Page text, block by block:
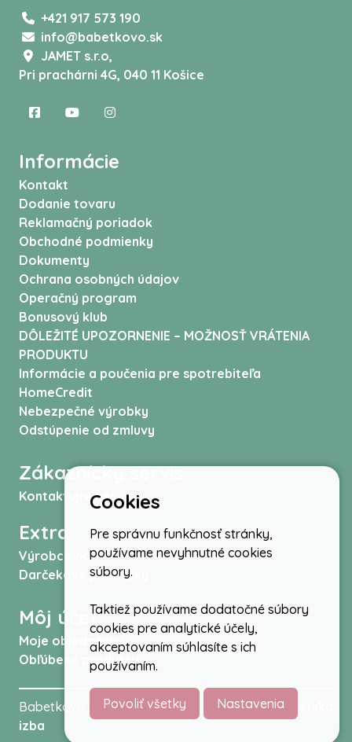
+421 917 573 190
info@babetkovo.sk
JAMET s.r.o,
Pri prachárni 4G, 040 11 Košice
Informácie
Kontakt
Dodanie tovaru
Reklamačný poriadok
Obchodné podmienky
Dokumenty
Ochrana osobných údajov
Operačný program
Bonusový klub
DÔLEŽITÉ UPOZORNENIE – MOŽNOSŤ VRÁTENIA
PRODUKTU
Informácie a poučenia pre spotrebiteľa
HomeCredit
Nebezpečné výrobky
Odstúpenie od zmluvy
Zákaznícky servis
Kontaktujte nás
Extra
Výrobcovia
Darčekové poukážky
Môj účet
Moje objednávky
Obľúbené produkty
Babetkovo.sk © 2026 -Kočíky autosedačky,
izba
Cookies
Pre správnu funkčnosť stránky,
používame nevyhnutné cookies
súbory.
Taktiež používame dodatočné súbory
cookies pre analytické účely,
akceptovaním súhlasíte s ich
používaním.
Povoliť všetky Nastavenia